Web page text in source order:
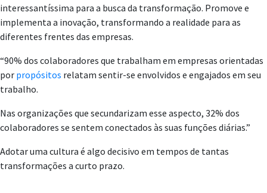
interessantíssima para a busca da transformação. Promove e
implementa a inovação, transformando a realidade para as
diferentes frentes das empresas.
“90% dos colaboradores que trabalham em empresas orientadas
por propósitos relatam sentir-se envolvidos e engajados em seu
trabalho.
Nas organizações que secundarizam esse aspecto, 32% dos
colaboradores se sentem conectados às suas funções diárias.”
Adotar uma cultura é algo decisivo em tempos de tantas
transformações a curto prazo.